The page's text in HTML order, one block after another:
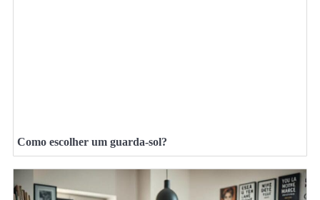
Como escolher um guarda-sol?